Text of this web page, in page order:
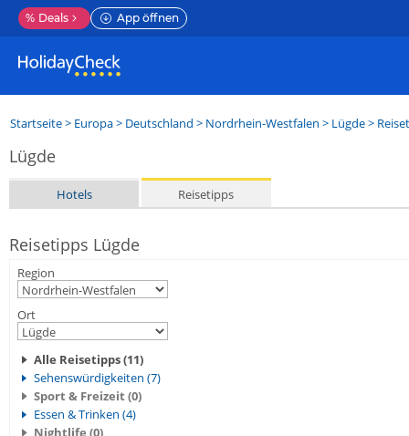
% Deals App öffnen
Startseite> Europa> Deutschland > Nordrhein-Westfalen > Lügde>
Lügde
Hotels Reisetipps
Reisetipps Lügde
Region
Ort
Alle Reisetipps (11)
Sehenswürdigkeiten (7)
Sport & Freizeit (0)
Essen & Trinken (4)
Nightlife (0)